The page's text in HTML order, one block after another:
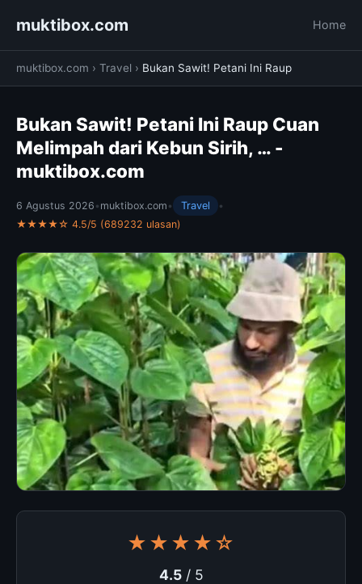
muktibox.com Home
muktibox.com › Travel › Bukan Sawit! Petani Ini Raup
Bukan Sawit! Petani Ini Raup Cuan
Melimpah dari Kebun Sirih, … -
muktibox.com
6 Agustus 2026 • muktibox.com • Travel
•
★★★★☆ 4.5/5 (689232 ulasan)
★★★★☆
4.5/ 5